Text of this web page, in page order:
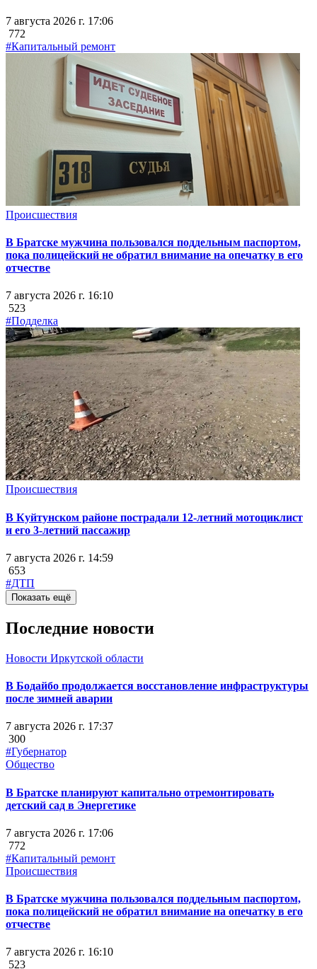
7 августа 2026 г. 17:06
772
#Капитальный ремонт
Происшествия
В Братске мужчина пользовался поддельным паспортом,
пока полицейский не обратил внимание на опечатку в его
отчестве
7 августа 2026 г. 16:10
523
#Подделка
Происшествия
В Куйтунском районе пострадали 12-летний мотоциклист
и его 3-летний пассажир
7 августа 2026 г. 14:59
653
#ДТП
Показать ещё
Последние новости
Новости Иркутской области
В Бодайбо продолжается восстановление инфраструктуры
после зимней аварии
7 августа 2026 г. 17:37
300
#Губернатор
Общество
В Братске планируют капитально отремонтировать
детский сад в Энергетике
7 августа 2026 г. 17:06
772
#Капитальный ремонт
Происшествия
В Братске мужчина пользовался поддельным паспортом,
пока полицейский не обратил внимание на опечатку в его
отчестве
7 августа 2026 г. 16:10
523